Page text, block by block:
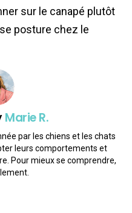
sur le canapé plutôt
posture chez le
Marie R.
par les chiens et les chats
leurs comportements et
Pour mieux se comprendre,